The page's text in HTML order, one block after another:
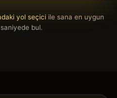
yol seçiciile sana en uygun
bul.